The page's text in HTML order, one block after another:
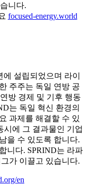
니다.
focused-energy.world
설립되었으며 라이
주주는 독일 연방 공
방 경제 및 기후 행동
는 독일 혁신 환경의
과제를 해결할 수 있
시에 그 결과물인 기업
을 수 있도록 합니다.
니다. SPRIND는 라파
가 이끌고 있습니다.
en